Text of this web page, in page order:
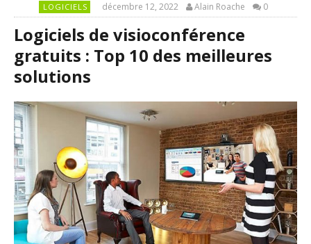
LOGICIELS décembre 12, 2022 Alain Roache 0
Logiciels de visioconférence
gratuits : Top 10 des meilleures
solutions